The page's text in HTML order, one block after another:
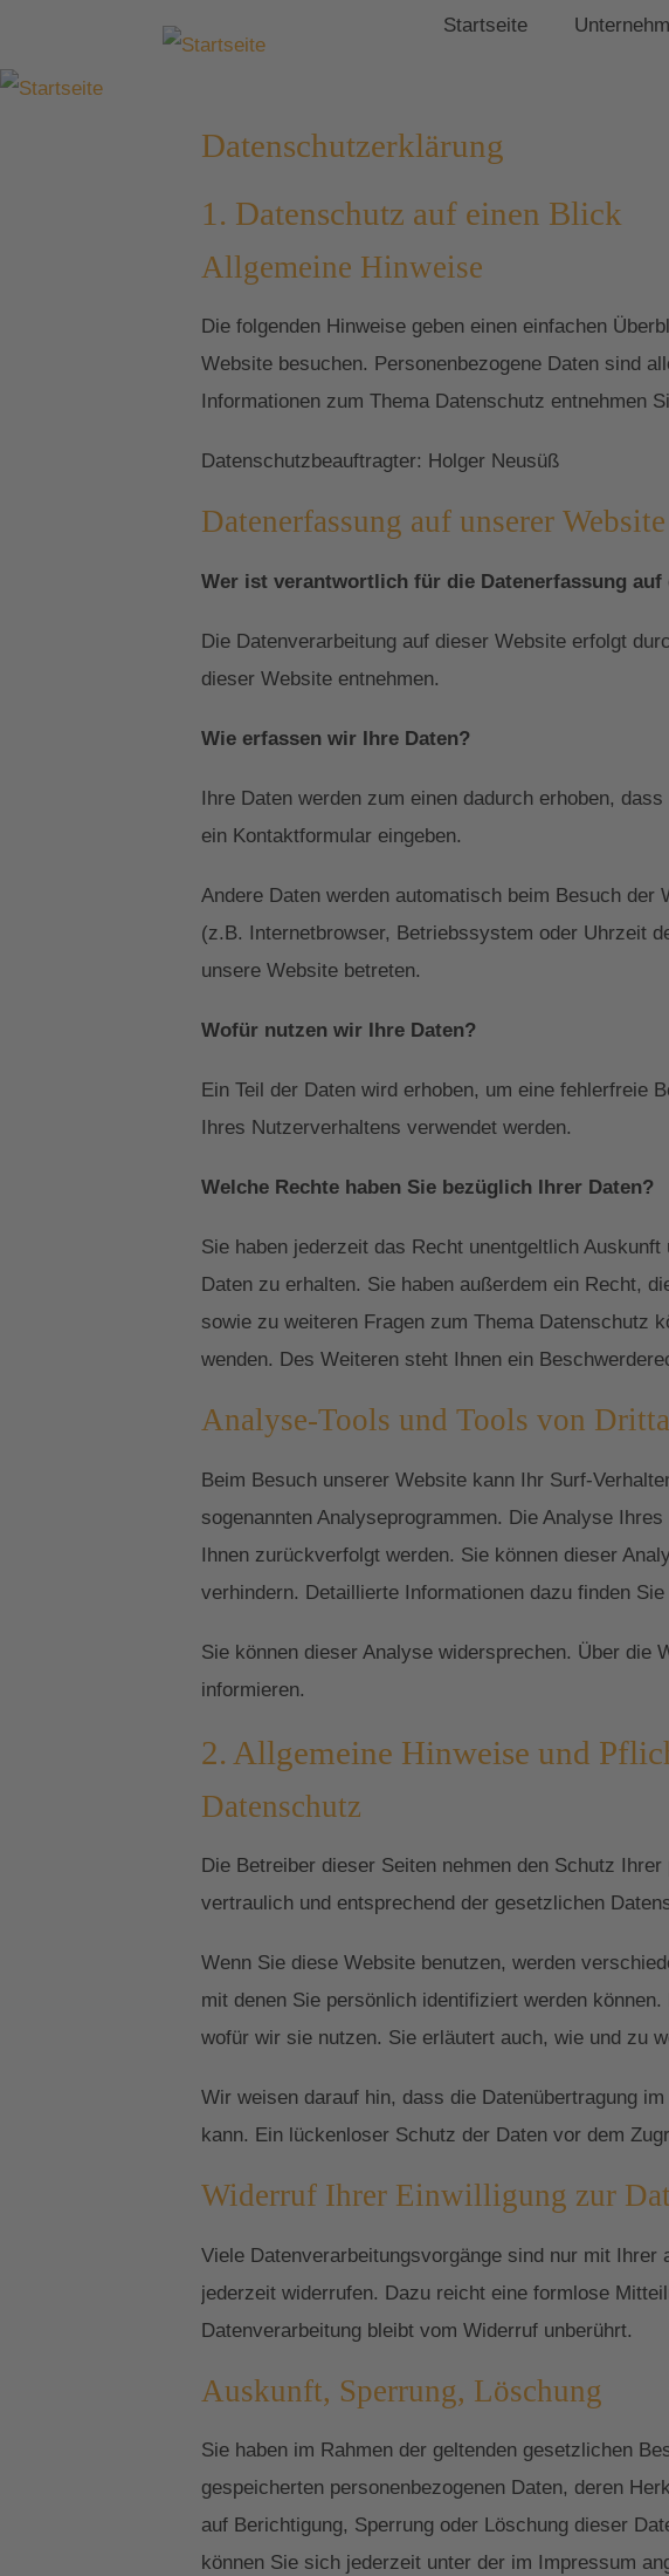
Startseite
Datenschutzerklärung
1. Datenschutz auf einen Blick
Allgemeine Hinweise
Die folgenden Hinweise geben einen einfachen
Website besuchen. Personenbezogene Daten sind
Informationen zum Thema Datenschutz entnehmen
Datenschutzbeauftragter: Holger Neusüß
Datenerfassung auf unserer Website
Wer ist verantwortlich für die Datenerfassung auf
Die Datenverarbeitung auf dieser Website erfolgt
dieser Website entnehmen.
Wie erfassen wir Ihre Daten?
Ihre Daten werden zum einen dadurch erhoben,
ein Kontaktformular eingeben.
Andere Daten werden automatisch beim Besuch
(z.B. Internetbrowser, Betriebssystem oder Uhrzeit
unsere Website betreten.
Wofür nutzen wir Ihre Daten?
Ein Teil der Daten wird erhoben, um eine fehlerfreie
Ihres Nutzerverhaltens verwendet werden.
Welche Rechte haben Sie bezüglich Ihrer Daten?
Sie haben jederzeit das Recht unentgeltlich
Daten zu erhalten. Sie haben außerdem ein Recht,
sowie zu weiteren Fragen zum Thema Datenschutz
wenden. Des Weiteren steht Ihnen ein
Analyse-Tools und Tools von
Beim Besuch unserer Website kann Ihr Surf-
sogenannten Analyseprogrammen. Die Analyse
Ihnen zurückverfolgt werden. Sie können dieser
verhindern. Detaillierte Informationen dazu finden
Sie können dieser Analyse widersprechen. Über
informieren.
2. Allgemeine Hinweise und
Datenschutz
Die Betreiber dieser Seiten nehmen den Schutz
vertraulich und entsprechend der gesetzlichen
Wenn Sie diese Website benutzen, werden
mit denen Sie persönlich identifiziert werden
wofür wir sie nutzen. Sie erläutert auch, wie und zu
Wir weisen darauf hin, dass die Datenübertragung
kann. Ein lückenloser Schutz der Daten vor dem
Widerruf Ihrer Einwilligung zur
Viele Datenverarbeitungsvorgänge sind nur mit
jederzeit widerrufen. Dazu reicht eine formlose
Datenverarbeitung bleibt vom Widerruf unberührt.
Auskunft, Sperrung, Löschung
Sie haben im Rahmen der geltenden gesetzlichen
gespeicherten personenbezogenen Daten, deren
auf Berichtigung, Sperrung oder Löschung dieser
können Sie sich jederzeit unter der im Impressum